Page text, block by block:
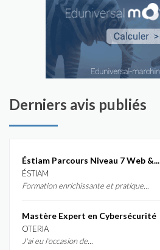
Derniers avis publiés
Éstiam Parcours Niveau 7 Web &...
ÉSTIAM
Formation enrichissante et pratique...
Mastère Expert en Cybersécurité
OTERIA
J'ai eu l'occasion de...